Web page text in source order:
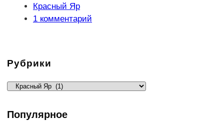
опубликована:
Рубрика
записи:
Красный Яр
Комментарии
1 комментарий
Рубрики
Рубрики
Популярное